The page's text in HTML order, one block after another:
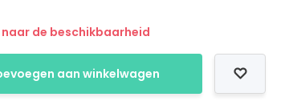
de beschikbaarheid
aan winkelwagen